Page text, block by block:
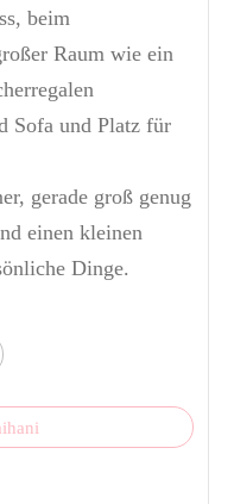
beim
Raum wie ein
Sofa und Platz für
gerade groß genug
einen kleinen
Dinge.